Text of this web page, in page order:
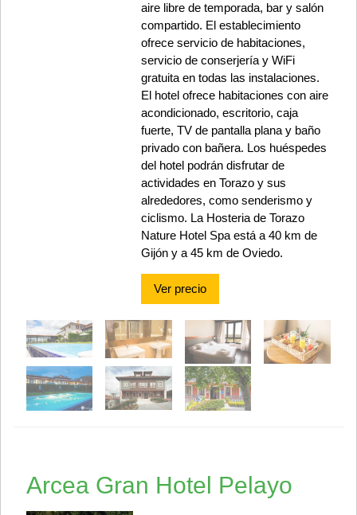
aire libre de temporada, bar y salón
compartido. El establecimiento
ofrece servicio de habitaciones,
servicio de conserjería y WiFi
gratuita en todas las instalaciones.
El hotel ofrece habitaciones con aire
acondicionado, escritorio, caja
fuerte, TV de pantalla plana y baño
privado con bañera. Los huéspedes
del hotel podrán disfrutar de
actividades en Torazo y sus
alrededores, como senderismo y
ciclismo. La Hosteria de Torazo
Nature Hotel Spa está a 40 km de
Gijón y a 45 km de Oviedo.
Ver precio
Arcea Gran Hotel Pelayo